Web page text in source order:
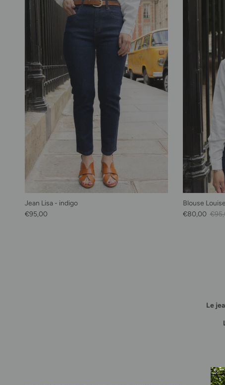
Jean Lisa - indigo
Prix habituel
€95,00
Blouse Louise
Prix soldé
€80,00 Prix
Le